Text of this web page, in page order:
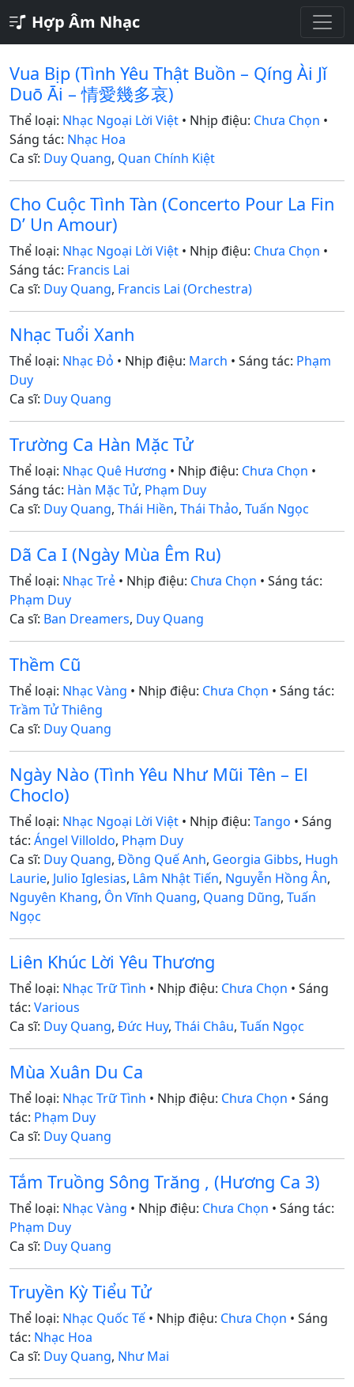
Hợp Âm Nhạc
Vua Bịp (Tình Yêu Thật Buồn – Qíng Ài Jǐ
Duō Āi – 情愛幾多哀)
Thể loại: Nhạc Ngoại Lời Việt • Nhịp điệu: Chưa Chọn •
Sáng tác: Nhạc Hoa
Ca sĩ: Duy Quang, Quan Chính Kiệt
Cho Cuộc Tình Tàn (Concerto Pour La Fin
D’ Un Amour)
Thể loại: Nhạc Ngoại Lời Việt • Nhịp điệu: Chưa Chọn •
Sáng tác: Francis Lai
Ca sĩ: Duy Quang, Francis Lai (Orchestra)
Nhạc Tuổi Xanh
Thể loại: Nhạc Đỏ • Nhịp điệu: March • Sáng tác: Phạm
Duy
Ca sĩ: Duy Quang
Trường Ca Hàn Mặc Tử
Thể loại: Nhạc Quê Hương • Nhịp điệu: Chưa Chọn •
Sáng tác: Hàn Mặc Tử, Phạm Duy
Ca sĩ: Duy Quang, Thái Hiền, Thái Thảo, Tuấn Ngọc
Dã Ca I (Ngày Mùa Êm Ru)
Thể loại: Nhạc Trẻ • Nhịp điệu: Chưa Chọn • Sáng tác:
Phạm Duy
Ca sĩ: Ban Dreamers, Duy Quang
Thềm Cũ
Thể loại: Nhạc Vàng • Nhịp điệu: Chưa Chọn • Sáng tác:
Trầm Tử Thiêng
Ca sĩ: Duy Quang
Ngày Nào (Tình Yêu Như Mũi Tên – El
Choclo)
Thể loại: Nhạc Ngoại Lời Việt • Nhịp điệu: Tango • Sáng
tác: Ángel Villoldo, Phạm Duy
Ca sĩ: Duy Quang, Đồng Quế Anh, Georgia Gibbs, Hugh
Laurie, Julio Iglesias, Lâm Nhật Tiến, Nguyễn Hồng Ân,
Nguyên Khang, Ôn Vĩnh Quang, Quang Dũng, Tuấn
Ngọc
Liên Khúc Lời Yêu Thương
Thể loại: Nhạc Trữ Tình • Nhịp điệu: Chưa Chọn • Sáng
tác: Various
Ca sĩ: Duy Quang, Đức Huy, Thái Châu, Tuấn Ngọc
Mùa Xuân Du Ca
Thể loại: Nhạc Trữ Tình • Nhịp điệu: Chưa Chọn • Sáng
tác: Phạm Duy
Ca sĩ: Duy Quang
Tắm Truồng Sông Trăng , (Hương Ca 3)
Thể loại: Nhạc Vàng • Nhịp điệu: Chưa Chọn • Sáng tác:
Phạm Duy
Ca sĩ: Duy Quang
Truyền Kỳ Tiểu Tử
Thể loại: Nhạc Quốc Tế • Nhịp điệu: Chưa Chọn • Sáng
tác: Nhạc Hoa
Ca sĩ: Duy Quang, Như Mai